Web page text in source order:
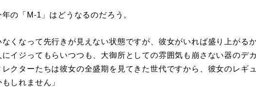
の「M-1」はどうなるのだろう。
なくなって先行きが見えない状態ですが、彼女がいれば盛り上がる
イジってもらいつつも、大御所としての雰囲気も崩さない器のデ
レクターたちは彼女の全盛期を見てきた世代ですから、彼女のレギ
しれません」